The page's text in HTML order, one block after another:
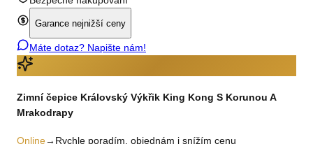
Garance nejnižší ceny
Máte dotaz? Napište nám!
Zimní čepice Královský Výkřik King Kong S Korunou A
Mrakodrapy
Online→ Rychle poradím, objednám i snížím cenu